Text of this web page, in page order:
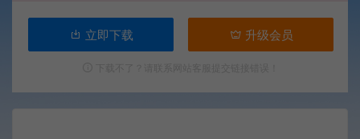
立即下载 升级会员